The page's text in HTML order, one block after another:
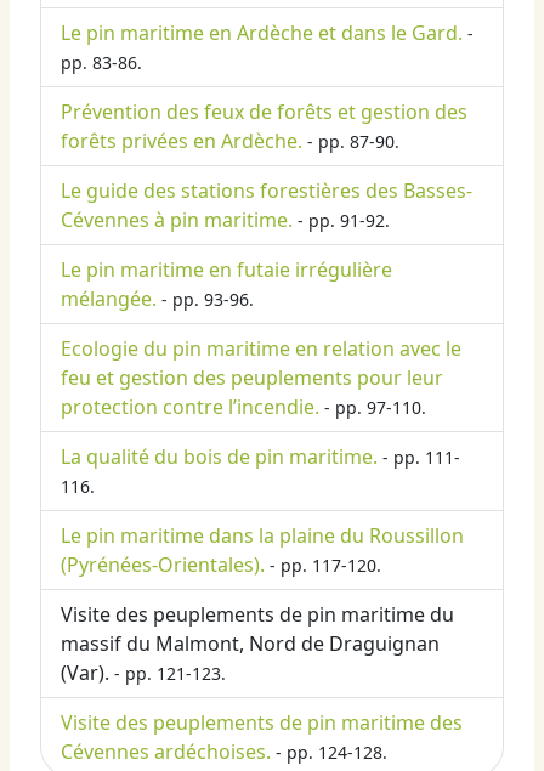
Le pin maritime en Ardèche et dans le Gard. -
pp. 83-86.
Prévention des feux de forêts et gestion des
forêts privées en Ardèche. - pp. 87-90.
Le guide des stations forestières des Basses-
Cévennes à pin maritime. - pp. 91-92.
Le pin maritime en futaie irrégulière
mélangée. - pp. 93-96.
Ecologie du pin maritime en relation avec le
feu et gestion des peuplements pour leur
protection contre l’incendie. - pp. 97-110.
La qualité du bois de pin maritime. - pp. 111-
116.
Le pin maritime dans la plaine du Roussillon
(Pyrénées-Orientales). - pp. 117-120.
Visite des peuplements de pin maritime du
massif du Malmont, Nord de Draguignan
(Var). - pp. 121-123.
Visite des peuplements de pin maritime des
Cévennes ardéchoises. - pp. 124-128.